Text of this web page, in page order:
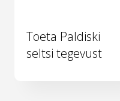
Toeta Paldiski
seltsi tegevust